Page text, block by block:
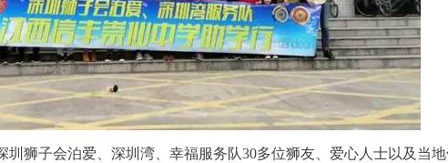
狮子会泊爱、深圳湾、幸福服务队30多位狮友、爱心人士以及当